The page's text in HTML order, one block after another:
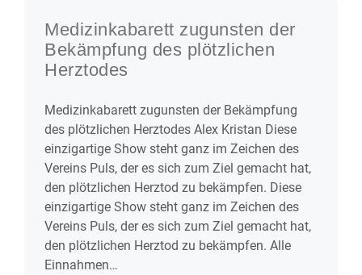
Medizinkabarett zugunsten der
Bekämpfung des plötzlichen
Herztodes
Medizinkabarett zugunsten der Bekämpfung
des plötzlichen Herztodes Alex Kristan Diese
einzigartige Show steht ganz im Zeichen des
Vereins Puls, der es sich zum Ziel gemacht hat,
den plötzlichen Herztod zu bekämpfen. Diese
einzigartige Show steht ganz im Zeichen des
Vereins Puls, der es sich zum Ziel gemacht hat,
den plötzlichen Herztod zu bekämpfen. Alle
Einnahmen…